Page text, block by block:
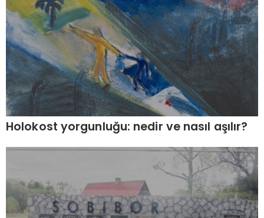
Holokost yorgunluğu: nedir ve nasıl aşılır?